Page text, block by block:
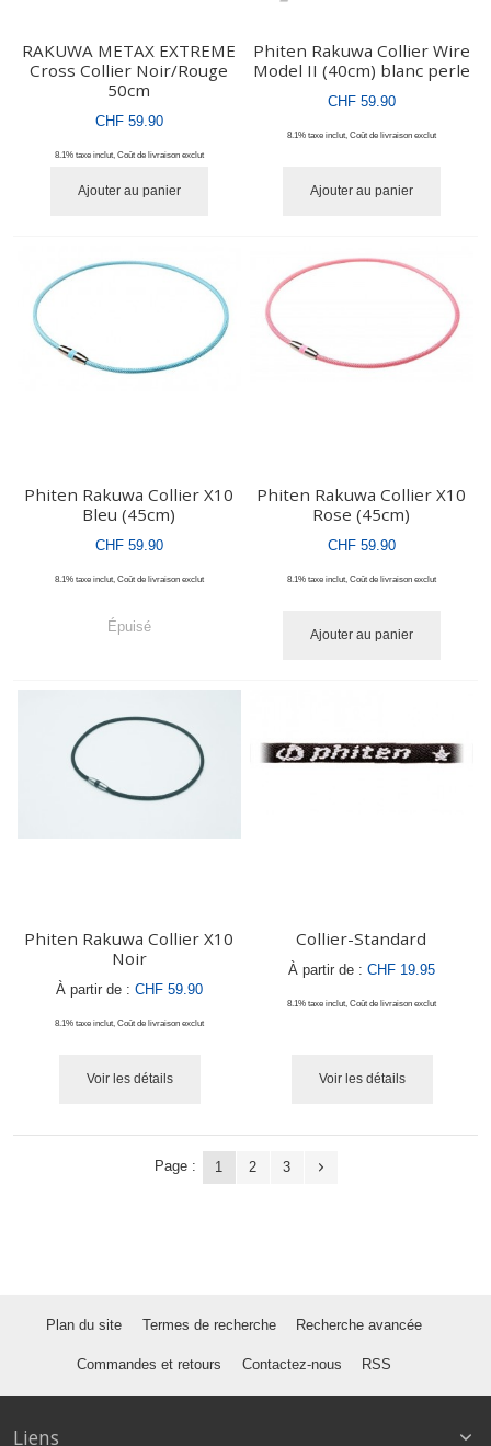
RAKUWA METAX EXTREME
Cross Collier Noir/Rouge
50cm
CHF 59.90
8.1% taxe inclut, Coût de livraisonexclut
Ajouter au panier
Phiten Rakuwa Collier Wire
Model II (40cm) blanc perle
CHF 59.90
8.1% taxe inclut, Coût de livraisonexclut
Ajouter au panier
Phiten Rakuwa Collier X10
Bleu (45cm)
CHF 59.90
8.1% taxe inclut, Coût de livraisonexclut
Épuisé
Phiten Rakuwa Collier X10
Rose (45cm)
CHF 59.90
8.1% taxe inclut, Coût de livraisonexclut
Ajouter au panier
Phiten Rakuwa Collier X10
Noir
À partir de : CHF 59.90
8.1% taxe inclut, Coût de livraisonexclut
Voir les détails
Collier-Standard
À partir de : CHF 19.95
8.1% taxe inclut, Coût de livraisonexclut
Voir les détails
Page : 1 2 3
Plan du site Termes de recherche Recherche avancée
Commandes et retours Contactez-nous RSS
Liens